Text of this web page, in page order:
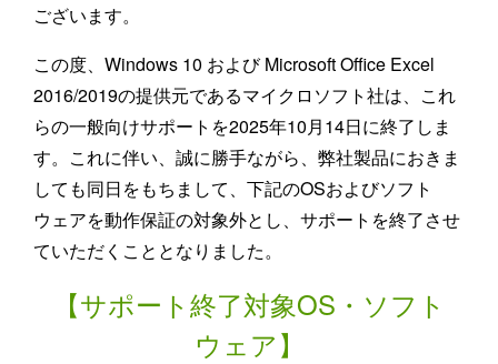
ございます。
この度、Windows 10 および Microsoft Office Excel
2016/2019の提供元であるマイクロソフト社は、これ
らの一般向けサポートを2025年10月14日に終了しま
す。これに伴い、誠に勝手ながら、弊社製品におきま
しても同日をもちまして、下記のOSおよびソフト
ウェアを動作保証の対象外とし、サポートを終了させ
ていただくこととなりました。
【サポート終了対象OS・ソフト
ウェア】